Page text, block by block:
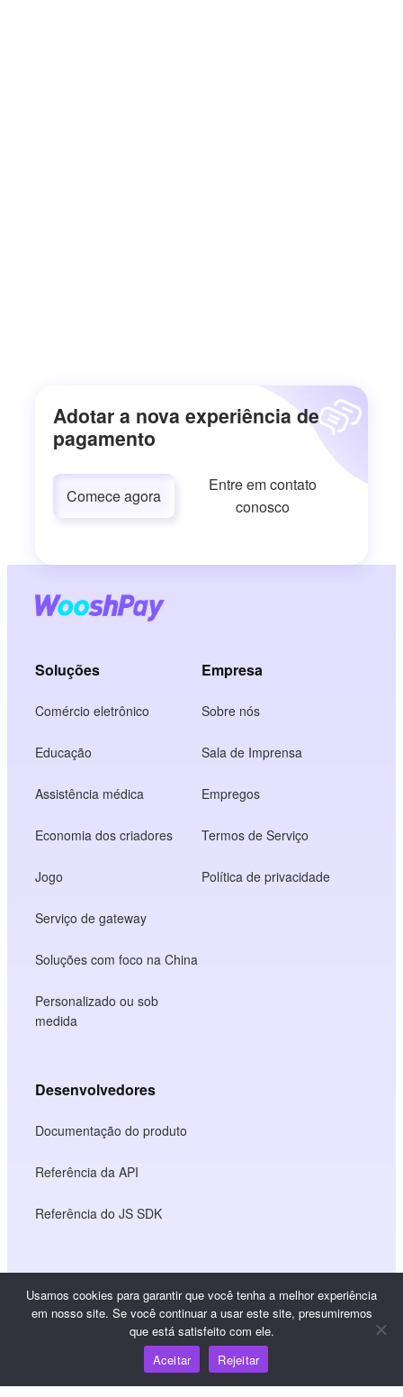
Adotar a nova experiência de
pagamento
Comece agora
Entre em contato
conosco
Soluções
Comércio eletrônico
Educação
Assistência médica
Economia dos criadores
Jogo
Serviço de gateway
Soluções com foco na China
Personalizado ou sob
medida
Empresa
Sobre nós
Sala de Imprensa
Empregos
Termos de Serviço
Política de privacidade
Desenvolvedores
Documentação do produto
Referência da API
Referência do JS SDK
Centro de conhecimento
Usamos cookies para garantir que você tenha a melhor experiência
em nosso site. Se você continuar a usar este site, presumiremos
que está satisfeito com ele.
Aceitar
Rejeitar